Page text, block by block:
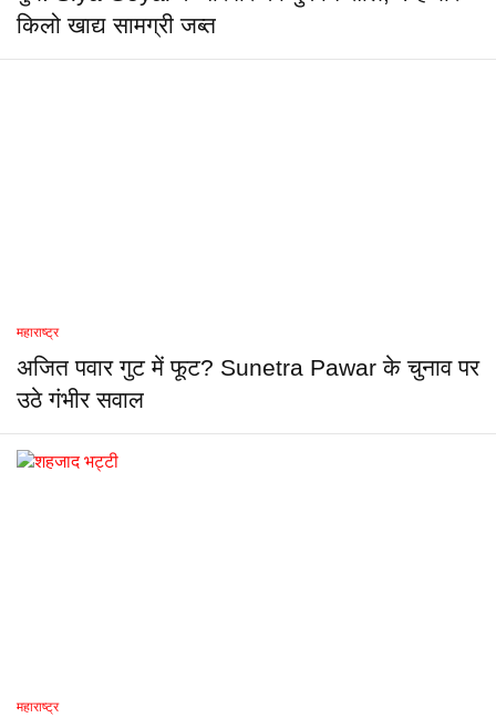
किलो खाद्य सामग्री जब्त
महाराष्ट्र
अजित पवार गुट में फूट? Sunetra Pawar के चुनाव पर
उठे गंभीर सवाल
महाराष्ट्र